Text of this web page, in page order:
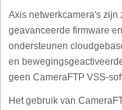
Axis netwerkcamera's zijn
geavanceerde firmware
ondersteunen
en
geen CameraFTP VSS-
Het gebruik van